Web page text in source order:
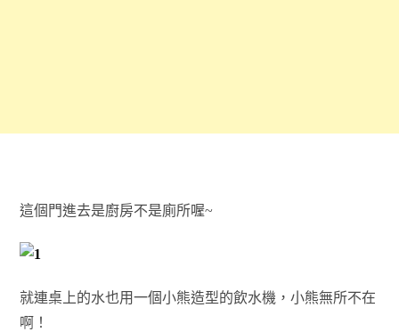
這個門進去是廚房不是廁所喔~
就連桌上的水也用一個小熊造型的飲水機，小熊無所不在
啊！